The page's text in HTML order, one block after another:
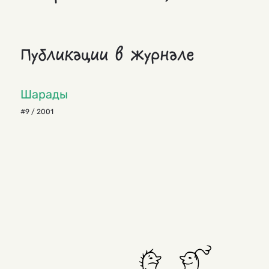
Публикации в журнале
Шарады
#9 / 2001